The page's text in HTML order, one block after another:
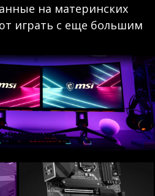
на материнских
играть с еще большим